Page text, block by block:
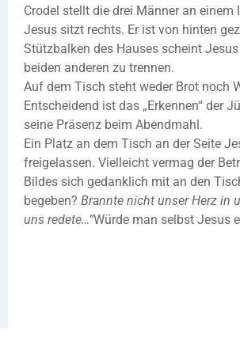
Crodel stellt die drei Männer an einem
Jesus sitzt rechts. Er ist von hinten
Stützbalken des Hauses scheint
beiden anderen zu trennen.
Auf dem Tisch steht weder Brot noch
Entscheidend ist das „Erkennen“ der
seine Präsenz beim Abendmahl.
Ein Platz an dem Tisch an der Seite
freigelassen. Vielleicht vermag der
Bildes sich gedanklich mit an den
begeben? Brannte nicht unser Herz in
uns redete…“Würde man selbst Jesus